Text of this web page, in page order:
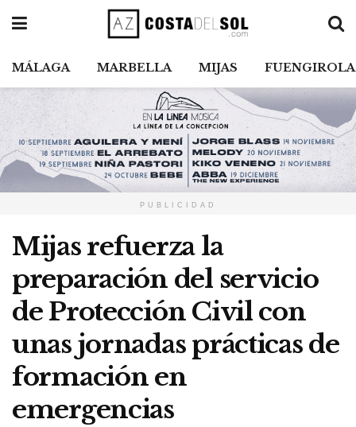
MÁLAGA MARBELLA MIJAS FUENGIROLA
PUBLICIDAD
Mijas refuerza la
preparación del servicio
de Protección Civil con
unas jornadas prácticas de
formación en
emergencias